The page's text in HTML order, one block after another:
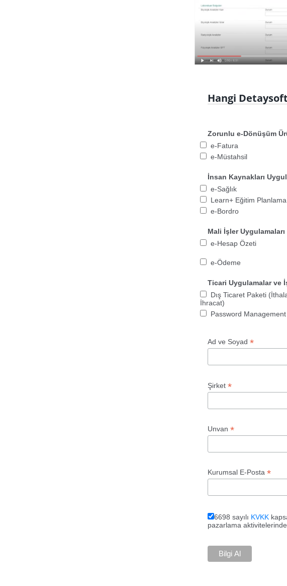
Hangi
Zorunlu e-Dönüşüm
e-Fatura
e-Müstahsil
İnsan Kaynakları
e-Sağlık
Learn+ Eğitim Planlama
e-Bordro
Mali İşler Uygulamaları
e-Hesap Özeti
e-Ödeme
Ticari Uygulamalar ve
Dış Ticaret Paketi
İhracat)
Password Management
Ad ve Soyad*
Şirket*
Unvan*
Kurumsal E-Posta*
6698 sayılı KVKK
pazarlama